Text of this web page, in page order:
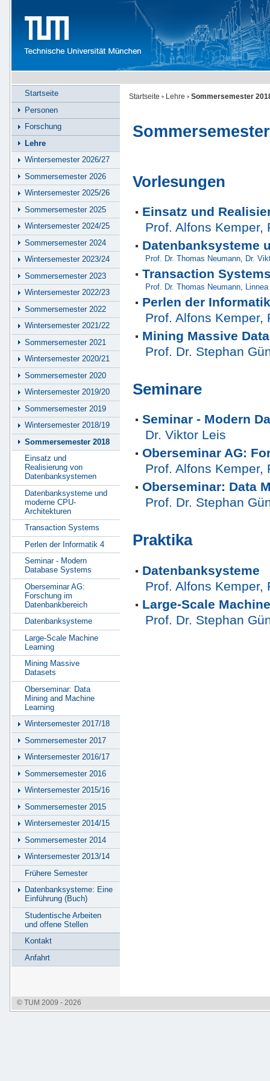
Startseite Lehre Sommersemester
Vorlesungen
Einsatz und
Prof. Alfons Kemper,
Datenbanksysteme
Prof. Dr. Thomas Neumann, Dr.
Transaction
Prof. Dr. Thomas Neumann,
Perlen der
Prof. Alfons Kemper,
Mining Massive
Prof. Dr. Stephan
Seminare
Seminar - Modern
Dr. Viktor Leis
Oberseminar AG:
Prof. Alfons Kemper,
Oberseminar: Data
Prof. Dr. Stephan
Praktika
Datenbanksysteme
Prof. Alfons Kemper,
Large-Scale
Prof. Dr. Stephan
Startseite
Personen
Forschung
Lehre
Wintersemester 2026/27
Sommersemester 2026
Wintersemester 2025/26
Sommersemester 2025
Wintersemester 2024/25
Sommersemester 2024
Wintersemester 2023/24
Sommersemester 2023
Wintersemester 2022/23
Sommersemester 2022
Wintersemester 2021/22
Sommersemester 2021
Wintersemester 2020/21
Sommersemester 2020
Wintersemester 2019/20
Sommersemester 2019
Wintersemester 2018/19
Sommersemester 2018
Einsatz und
Realisierung von
Datenbanksystemen
Datenbanksysteme und
moderne CPU-
Architekturen
Transaction Systems
Perlen der Informatik 4
Seminar - Modern
Database Systems
Oberseminar AG:
Forschung im
Datenbankbereich
Datenbanksysteme
Large-Scale Machine
Learning
Mining Massive
Datasets
Oberseminar: Data
Mining and Machine
Learning
Wintersemester 2017/18
Sommersemester 2017
Wintersemester 2016/17
Sommersemester 2016
Wintersemester 2015/16
Sommersemester 2015
Wintersemester 2014/15
Sommersemester 2014
Wintersemester 2013/14
Frühere Semester
Datenbanksysteme: Eine
Einführung (Buch)
Studentische Arbeiten
und offene Stellen
Kontakt
Anfahrt
© TUM 2009 - 2026